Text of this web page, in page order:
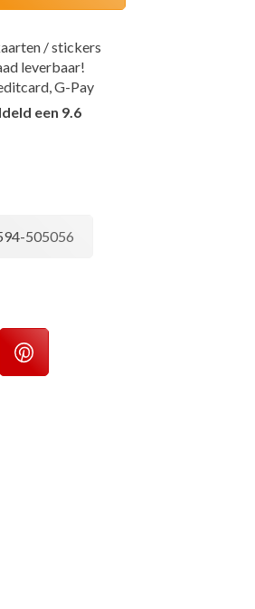
/ stickers
leverbaar!
G-Pay
een 9.6
505056